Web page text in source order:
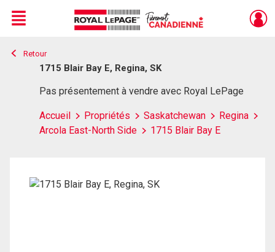
Live
En Direct
Menu
Retour
1715 Blair Bay E, Regina, SK
Pas présentement à vendre avec Royal LePage
Accueil Propriétés Saskatchewan
Regina
Arcola East-North Side
1715 Blair Bay E